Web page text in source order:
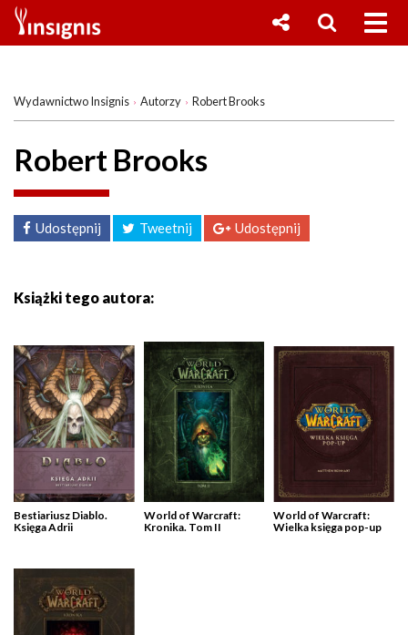
Wydawnictwo Insignis Autorzy Robert Brooks
Robert Brooks
Udostępnij Tweetnij Udostępnij
Książki tego autora:
Bestiariusz Diablo.
Księga Adrii
World of Warcraft:
Kronika. Tom II
World of Warcraft:
Wielka księga pop-up